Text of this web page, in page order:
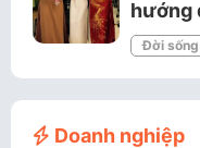
hướng
Đời sống
Doanh nghiệp